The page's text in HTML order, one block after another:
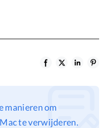
manieren om
te verwijderen.